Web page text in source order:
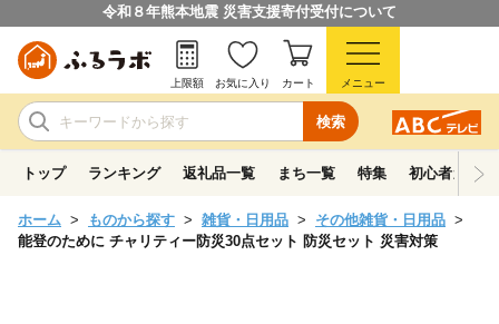
令和８年熊本地震 災害支援寄付受付について
検索
上限額 お気に入り カート メニュー
トップ ランキング 返礼品一覧 まち一覧 特集 初心者ガイド
ホーム ものから探す 雑貨・日用品
その他雑貨・日用品
能登のために チャリティー防災30点セット 防災セット 災害対策